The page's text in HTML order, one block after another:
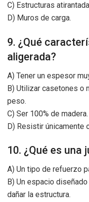
C) Estructuras
D) Muros de carga.
9. ¿Qué
aligerada?
A) Tener un espesor
B) Utilizar casetones o
peso.
C) Ser 100% de madera.
D) Resistir únicamente
10. ¿Qué es
A) Un tipo de refuerzo
B) Un espacio
dañar la estructura.